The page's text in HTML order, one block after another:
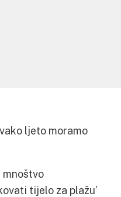
ljeto moramo
mnoštvo
tijelo za plažu’